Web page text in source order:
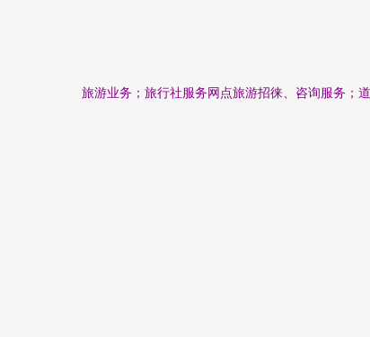
旅游业务；旅行社服务网点旅游招徕、咨询服务；